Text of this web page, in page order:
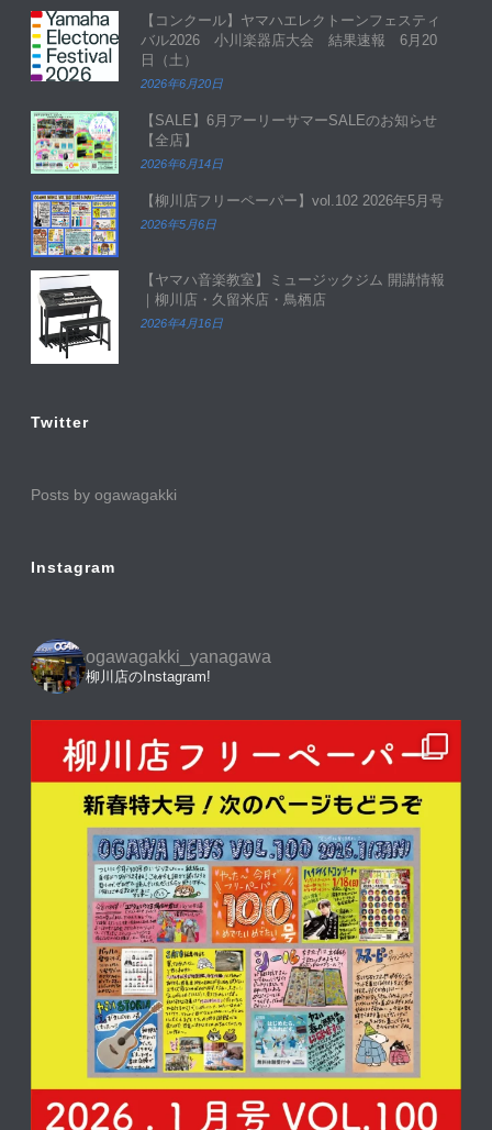
【コンクール】ヤマハエレクトーンフェスティ
バル2026 小川楽器店大会 結果速報 6月20
日（土）
2026年6月20日
【SALE】6月アーリーサマーSALEのお知らせ
【全店】
2026年6月14日
【柳川店フリーペーパー】vol.102 2026年5月号
2026年5月6日
【ヤマハ音楽教室】ミュージックジム 開講情報
｜柳川店・久留米店・鳥栖店
2026年4月16日
Twitter
Posts by ogawagakki
Instagram
ogawagakki_yanagawa
柳川店のInstagram!